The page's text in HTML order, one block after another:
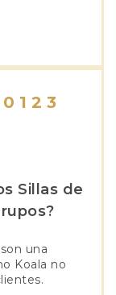
1 2 3
Sillas de
una
Koala no